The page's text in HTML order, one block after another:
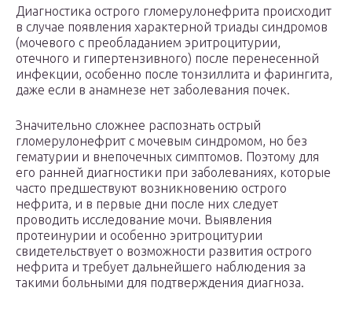
Диагностика острого гломерулонефрита происходит
в случае появления характерной триады синдромов
(мочевого с преобладанием эритроцитурии,
отечного и гипертензивного) после перенесенной
инфекции, особенно после тонзиллита и фарингита,
даже если в анамнезе нет заболевания почек.
Значительно сложнее распознать острый
гломерулонефрит с мочевым синдромом, но без
гематурии и внепочечных симптомов. Поэтому для
его ранней диагностики при заболеваниях, которые
часто предшествуют возникновению острого
нефрита, и в первые дни после них следует
проводить исследование мочи. Выявления
протеинурии и особенно эритроцитурии
свидетельствует о возможности развития острого
нефрита и требует дальнейшего наблюдения за
такими больными для подтверждения диагноза.